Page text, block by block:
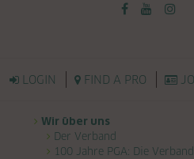
LOGIN FIND A PRO
Wir über uns
Der Verband
100 Jahre PGA: Die